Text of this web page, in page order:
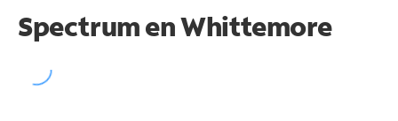
Spectrum enWhittemore